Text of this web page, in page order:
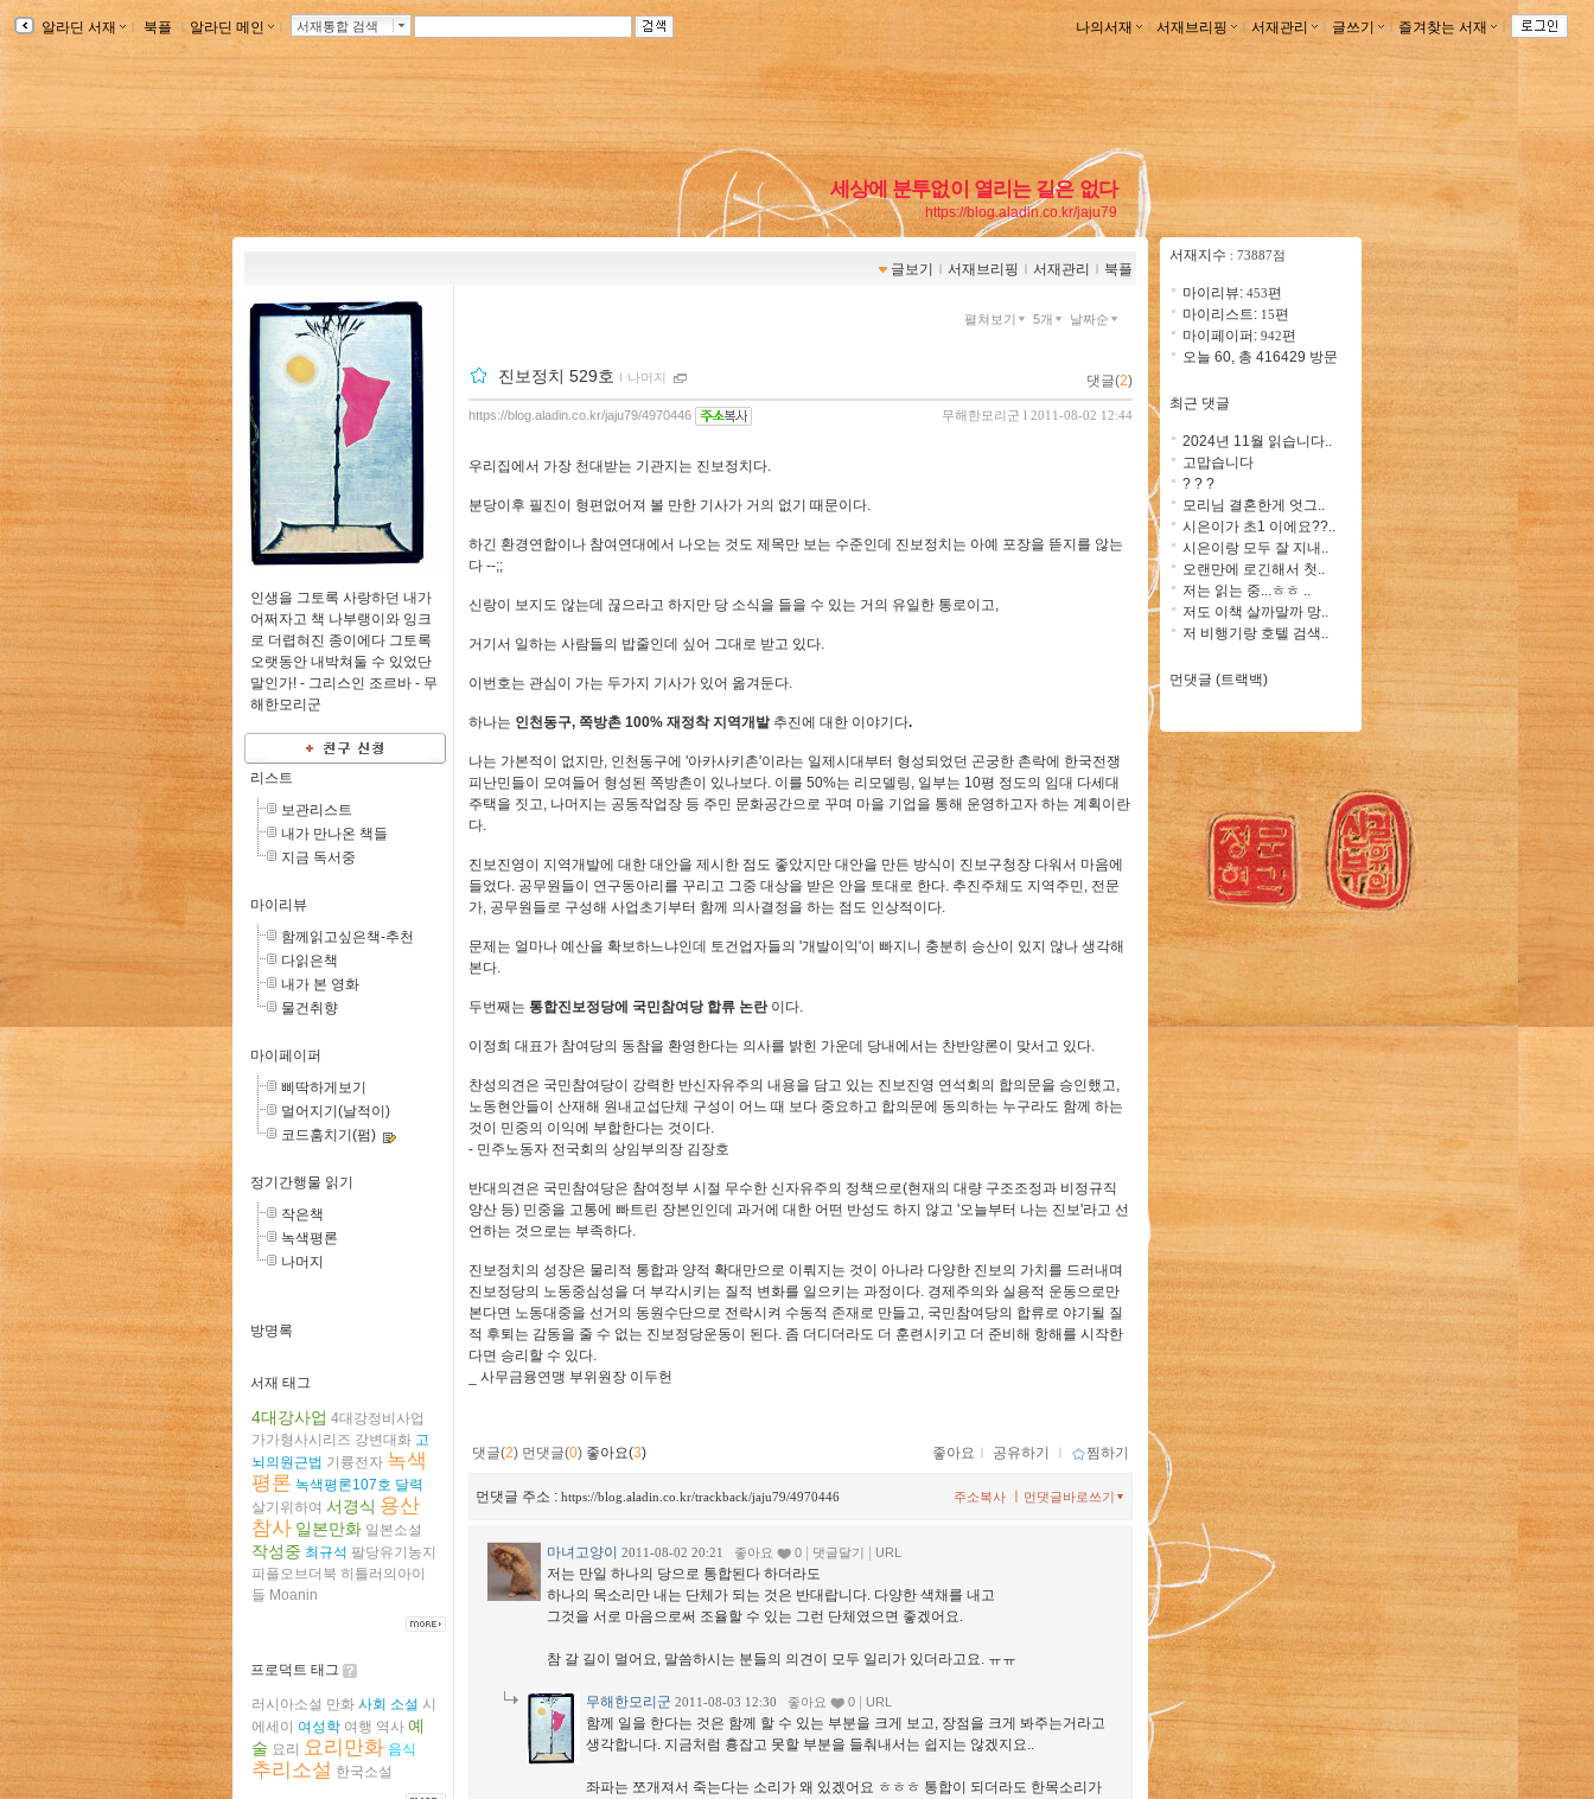
알라딘 서재 ｌ 북플 ｌ 알라딘 메인 ｌ 서재통합 검색 나의서재 ｌ서재브리핑 ｌ 서재관리 ｌ 글쓰기 ｌ 즐겨찾는 서재 ｌ
세상에 분투없이 열리는 길은 없다
https://blog.aladin.co.kr/jaju79
글보기 ｌ 서재브리핑 ｌ 서재관리 ｌ 북플
인생을 그토록 사랑하던 내가
어쩌자고 책 나부랭이와 잉크
로 더렵혀진 종이에다 그토록
오랫동안 내박쳐둘 수 있었단
말인가! - 그리스인 조르바 - 무
해한모리군
리스트
보관리스트
내가 만나온 책들
지금 독서중
마이리뷰
함께읽고싶은책-추천
다읽은책
내가 본 영화
물건취향
마이페이퍼
삐딱하게보기
멀어지기(날적이)
코드훔치기(펌)
정기간행물 읽기
작은책
녹색평론
나머지
방명록
서재 태그
4대강사업 4대강정비사업
가가형사시리즈 강변대화 고
뇌의원근법 기륭전자 녹색
평론 녹색평론107호 달력
살기위하여 서경식 용산
참사 일본만화 일본소설
작성중 최규석 팔당유기농지
피플오브더북 히틀러의아이
들 Moanin
프로덕트 태그
러시아소설 만화 사회 소설 시
에세이
여성학 여행 역사 예
술 요리 요리만화 음식
추리소설 한국소설
펼쳐보기 5개 날짜순
진보정치 529호 ｌ 나머지 댓글(2)
무해한모리군 l 2011-08-02 12:44
https://blog.aladin.co.kr/jaju79/4970446
우리집에서 가장 천대받는 기관지는 진보정치다.
분당이후 필진이 형편없어져 볼 만한 기사가 거의 없기 때문이다.
하긴 환경연합이나 참여연대에서 나오는 것도 제목만 보는 수준인데 진보정치는 아예 포장을 뜯지를 않는
다 --;;
신랑이 보지도 않는데 끊으라고 하지만 당 소식을 들을 수 있는 거의 유일한 통로이고,
거기서 일하는 사람들의 밥줄인데 싶어 그대로 받고 있다.
이번호는 관심이 가는 두가지 기사가 있어 옮겨둔다.
하나는 인천동구, 쪽방촌 100% 재정착 지역개발 추진에 대한 이야기다.
나는 가본적이 없지만, 인천동구에 '아카사키촌'이라는 일제시대부터 형성되었던 곤궁한 촌락에 한국전쟁
피난민들이 모여들어 형성된 쪽방촌이 있나보다. 이를 50%는 리모델링, 일부는 10평 정도의 임대 다세대
주택을 짓고, 나머지는 공동작업장 등 주민 문화공간으로 꾸며 마을 기업을 통해 운영하고자 하는 계획이란
다.
진보진영이 지역개발에 대한 대안을 제시한 점도 좋았지만 대안을 만든 방식이 진보구청장 다워서 마음에
들었다. 공무원들이 연구동아리를 꾸리고 그중 대상을 받은 안을 토대로 한다. 추진주체도 지역주민, 전문
가, 공무원들로 구성해 사업초기부터 함께 의사결정을 하는 점도 인상적이다.
문제는 얼마나 예산을 확보하느냐인데 토건업자들의 '개발이익'이 빠지니 충분히 승산이 있지 않나 생각해
본다.
두번째는 통합진보정당에 국민참여당 합류 논란이다.
이정희 대표가 참여당의 동참을 환영한다는 의사를 밝힌 가운데 당내에서는 찬반양론이 맞서고 있다.
찬성의견은 국민참여당이 강력한 반신자유주의 내용을 담고 있는 진보진영 연석회의 합의문을 승인했고,
노동현안들이 산재해 원내교섭단체 구성이 어느 때 보다 중요하고 합의문에 동의하는 누구라도 함께 하는
것이 민중의 이익에 부합한다는 것이다.
- 민주노동자 전국회의 상임부의장 김장호
반대의견은 국민참여당은 참여정부 시절 무수한 신자유주의 정책으로(현재의 대량 구조조정과 비정규직
양산 등) 민중을 고통에 빠트린 장본인인데 과거에 대한 어떤 반성도 하지 않고 '오늘부터 나는 진보'라고 선
언하는 것으로는 부족하다.
진보정치의 성장은 물리적 통합과 양적 확대만으로 이뤄지는 것이 아나라 다양한 진보의 가치를 드러내며
진보정당의 노동중심성을 더 부각시키는 질적 변화를 일으키는 과정이다. 경제주의와 실용적 운동으로만
본다면 노동대중을 선거의 동원수단으로 전락시켜 수동적 존재로 만들고, 국민참여당의 합류로 야기될 질
적 후퇴는 감동을 줄 수 없는 진보정당운동이 된다. 좀 더디더라도 더 훈련시키고 더 준비해 항해를 시작한
다면 승리할 수 있다.
_ 사무금융연맹 부위원장 이두헌
댓글(2) 먼댓글(0) 좋아요(3) 좋아요 ｌ 공유하기 ｌ 찜하기
먼댓글 주소 : https://blog.aladin.co.kr/trackback/jaju79/4970446 먼댓글바로쓰기
주소복사
마녀고양이 2011-08-02 20:21 좋아요 0 댓글달기 URL
저는 만일 하나의 당으로 통합된다 하더라도
하나의 목소리만 내는 단체가 되는 것은 반대랍니다. 다양한 색채를 내고
그것을 서로 마음으로써 조율할 수 있는 그런 단체였으면 좋겠어요.
참 갈 길이 멀어요, 말씀하시는 분들의 의견이 모두 일리가 있더라고요. ㅠㅠ
무해한모리군 2011-08-03 12:30 좋아요 0 URL
함께 일을 한다는 것은 함께 할 수 있는 부분을 크게 보고, 장점을 크게 봐주는거라고
생각합니다. 지금처럼 흉잡고 못할 부분을 들춰내서는 쉽지는 않겠지요..
좌파는 쪼개져서 죽는다는 소리가 왜 있겠어요 ㅎㅎㅎ 통합이 되더라도 한목소리가
서재지수 : 73887점
마이리뷰: 453편
마이리스트: 15편
마이페이퍼: 942편
오늘 60, 총 416429 방문
최근 댓글
2024년 11월 읽습니다..
고맙습니다
? ? ?
모리님 결혼한게 엇그..
시은이가 초1 이에요??..
시은이랑 모두 잘 지내..
오랜만에 로긴해서 첫..
저는 읽는 중...ㅎㅎ ..
저도 이책 살까말까 망..
저 비행기랑 호텔 검색..
먼댓글 (트랙백)